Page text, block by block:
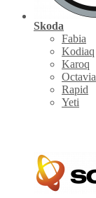
Skoda
Fabia
Kodiaq
Karoq
Octavia
Rapid
Yeti